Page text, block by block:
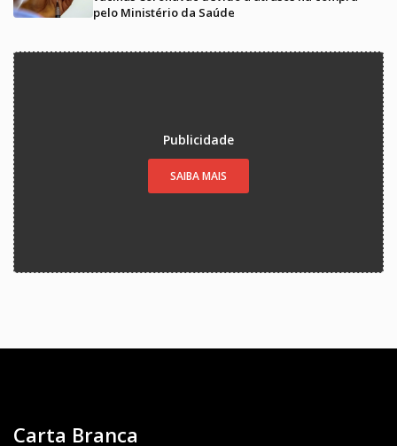
pelo Ministério da Saúde
Publicidade
SAIBA MAIS
Carta Branca